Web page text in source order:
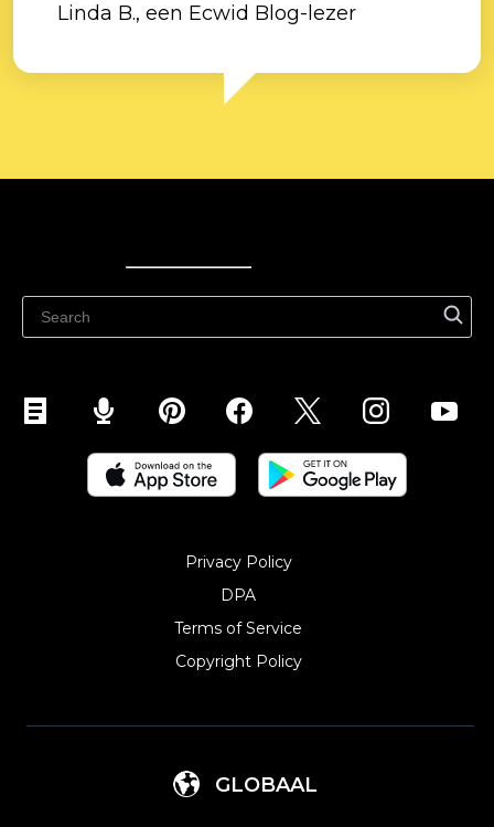
Linda B., een Ecwid Blog-lezer
Privacy Policy
DPA
Terms of Service
Copyright Policy‎
GLOBAAL